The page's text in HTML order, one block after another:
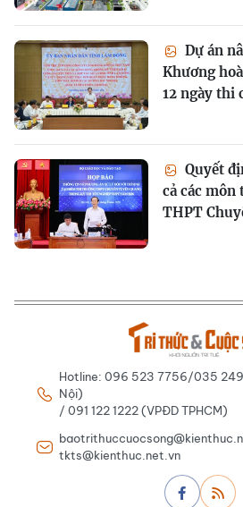
Dự án
Khương
12 ngày thi
Quyết
cả các
THPT
Hotline: 096 523 7756/035 249
Nội)
/ 091 122 1222 (VPĐD TPHCM)
tkts@kienthuc.net.vn